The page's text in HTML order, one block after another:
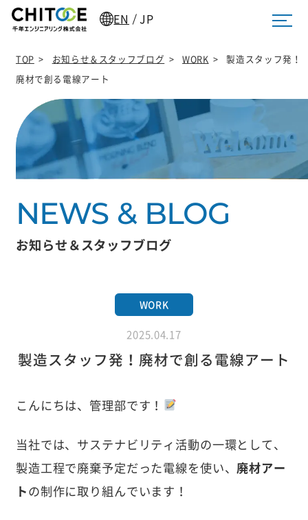
EN /JP
TOP > お知らせ＆スタッフブログ > WORK >
製造スタッフ発！
廃材で創る電線アート
お知らせ＆スタッフブログ
WORK
2025.04.17
製造スタッフ発！廃材で創る電線アート
こんにちは、管理部です！
当社では、サステナビリティ活動の一環として、
製造工程で廃棄予定だった電線を使い、廃材アー
トの制作に取り組んでいます！